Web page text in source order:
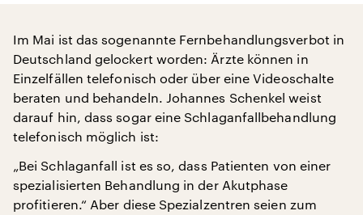
Im Mai ist das sogenannte Fernbehandlungsverbot in
Deutschland gelockert worden: Ärzte können in
Einzelfällen telefonisch oder über eine Videoschalte
beraten und behandeln. Johannes Schenkel weist
darauf hin, dass sogar eine Schlaganfallbehandlung
telefonisch möglich ist:
„Bei Schlaganfall ist es so, dass Patienten von einer
spezialisierten Behandlung in der Akutphase
profitieren.“ Aber diese Spezialzentren seien zum